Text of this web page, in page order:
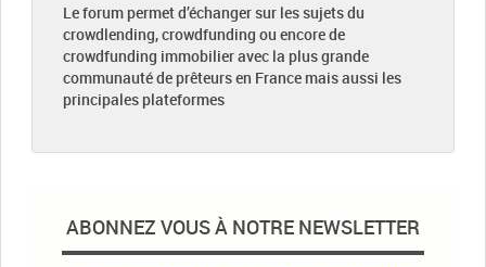
Le forum permet d’échanger sur les sujets du
crowdlending, crowdfunding ou encore de
crowdfunding immobilier avec la plus grande
communauté de prêteurs en France mais aussi les
principales plateformes
ABONNEZ VOUS À NOTRE NEWSLETTER